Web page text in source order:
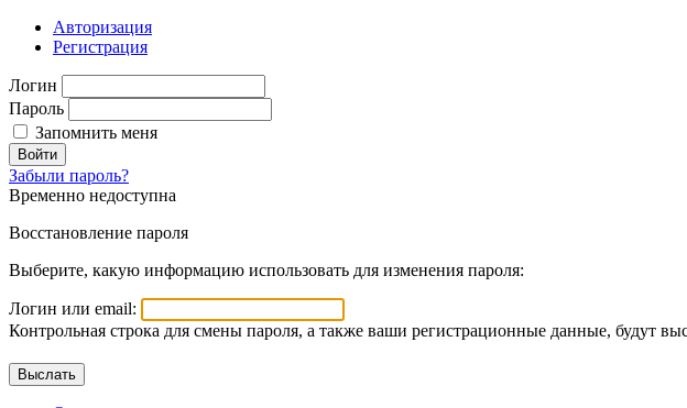
Авторизация
Регистрация
Логин
Пароль
Запомнить меня
Войти
Забыли пароль?
Временно недоступна
Восстановление пароля
Выберите, какую информацию использовать для изменения пароля:
Логин или email:
Контрольная строка для смены пароля, а также ваши регистрационные данные, будут